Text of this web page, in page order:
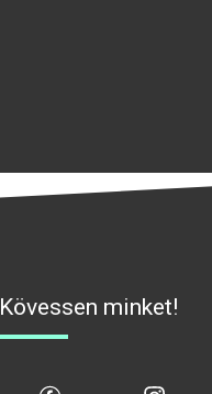
Kövessen minket!